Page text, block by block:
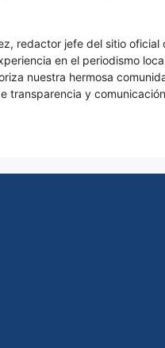
redactor jefe del sitio
en el periodismo
nuestra hermosa
transparencia y